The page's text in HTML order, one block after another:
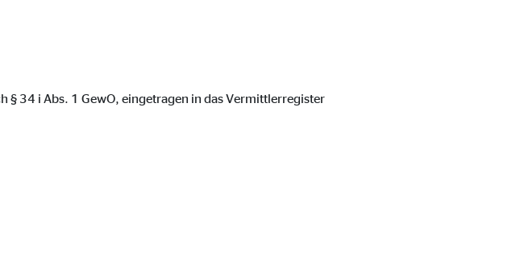
34 i Abs. 1 GewO, eingetragen in das Vermittlerregister
werden die Daten an Drittanbieter übermittelt, die die